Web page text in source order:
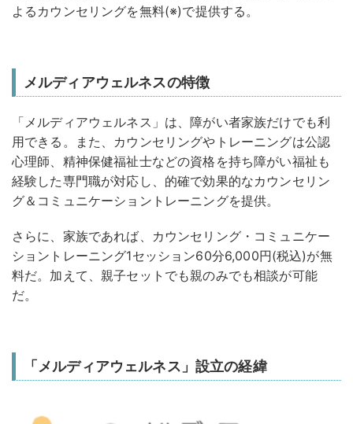
よるカウンセリングを無料(※)で提供する。
メルディアウェルネスの特徴
「メルディアウェルネス」は、障がい者家族だけでも利
用できる。また、カウンセリングやトレーニングは公認
心理師、精神保健福祉士などの資格を持ち障がい福祉も
経験した専門職が対応し、的確で効果的なカウンセリン
グ＆コミュニケーショントレーニングを提供。
さらに、家族であれば、カウンセリング・コミュニケー
ショントレーニング1セッション60分6,000円(税込)が無
料だ。加えて、親子セットでも親のみでも相談が可能
だ。
「メルディアウェルネス」設立の経緯